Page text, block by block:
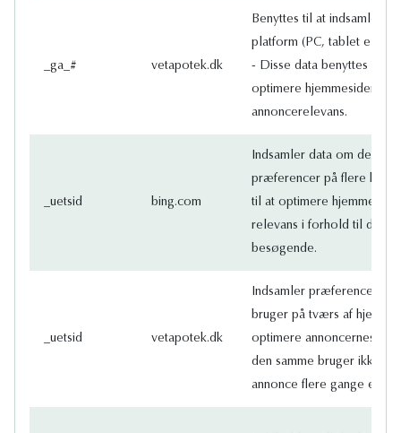
_ga_# vetapotek.dk
Benyttes til at indsamle
platform (PC, tablet el.
- Disse data benyttes af
optimere hjemmesidens
annoncerelevans.
_uetsid bing.com
Indsamler data om den
præferencer på flere
til at optimere
relevans i forhold til den
besøgende.
_uetsid vetapotek.dk
Indsamler præferencedata
bruger på tværs af
optimere annoncernes
den samme bruger ikke får
annonce flere gange end